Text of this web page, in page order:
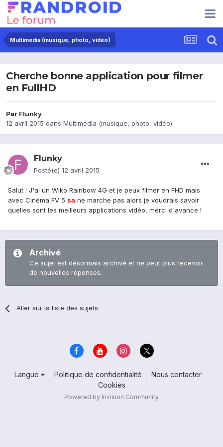
Multimédia (musique, photo, vidéo)
Cherche bonne application pour filmer
en FullHD
Par Flunky
12 avril 2015 dans Multimédia (musique, photo, vidéo)
Flunky
Posté(e) 12 avril 2015
Salut ! J'ai un Wiko Rainbow 4G et je peux filmer en FHD mais
avec Cinéma FV 5 sa ne marche pas alors je voudrais savoir
quelles sont les meilleurs applications vidéo, merci d'avance !
Archivé
Ce sujet est désormais archivé et ne peut plus recevoir
de nouvelles réponses.
Aller sur la liste des sujets
Langue Politique de confidentialité
Nous contacter
Cookies
Powered by Invision Community